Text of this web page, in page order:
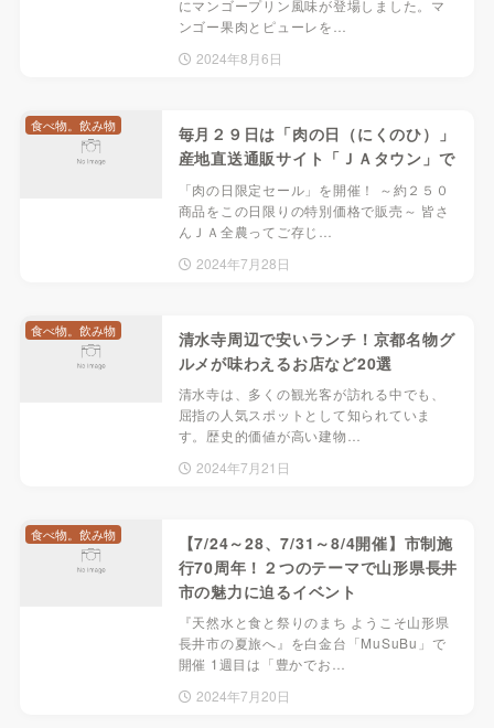
にマンゴープリン風味が登場しました。マ
ンゴー果肉とピューレを…
2024年8月6日
毎月２９日は「肉の日（にくのひ）」
産地直送通販サイト「ＪＡタウン」で
「肉の日限定セール」を開催！ ～約２５０
商品をこの日限りの特別価格で販売～ 皆さ
んＪＡ全農ってご存じ…
2024年7月28日
食べ物。飲み物
清水寺周辺で安いランチ！京都名物グ
ルメが味わえるお店など20選
清水寺は、多くの観光客が訪れる中でも、
屈指の人気スポットとして知られていま
す。歴史的価値が高い建物…
2024年7月21日
食べ物。飲み物
【7/24～28、7/31～8/4開催】市制施
行70周年！２つのテーマで山形県長井
市の魅力に迫るイベント
『天然水と食と祭りのまち ようこそ山形県
長井市の夏旅へ』を白金台「MuSuBu」で
開催 1週目は「豊かでお…
2024年7月20日
食べ物。飲み物